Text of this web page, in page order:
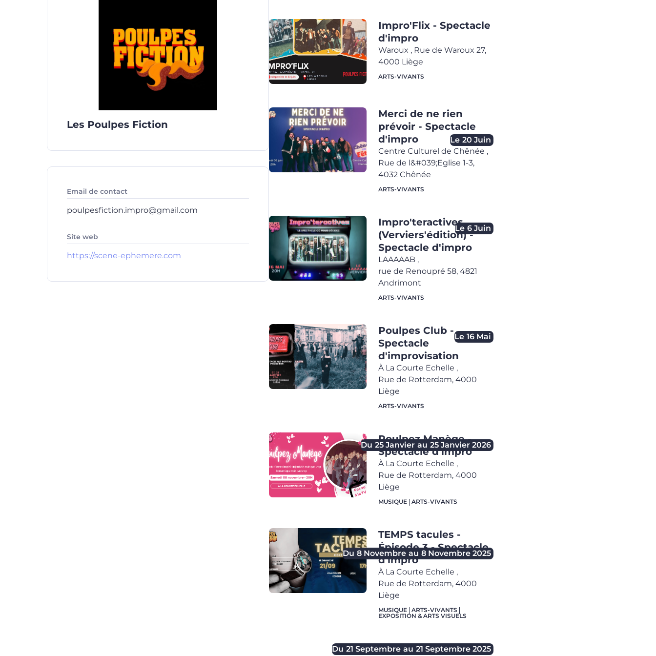
Les Poulpes Fiction
Email de contact
poulpesfiction.impro@gmail.com
Site web
https://scene-ephemere.com
Impro'Flix - Spectacle
d'impro
Le 20 Juin
Waroux , Rue de Waroux 27,
4000 Liège
ARTS-VIVANTS
Merci de ne rien
prévoir - Spectacle
d'impro
Le 6 Juin
Centre Culturel de Chênée ,
Rue de l&#039;Eglise 1-3,
4032 Chênée
ARTS-VIVANTS
Impro'teractives
(Verviers'édition) -
Spectacle d'impro
Le 16 Mai
LAAAAAB ,
rue de Renoupré 58, 4821
Andrimont
ARTS-VIVANTS
Poulpes Club -
Spectacle
d'improvisation
Du 25 Janvier au 25 Janvier 2026
À La Courte Echelle ,
Rue de Rotterdam, 4000
Liège
ARTS-VIVANTS
Poulpez Manège -
Spectacle d'impro
Du 8 Novembre au 8 Novembre 2025
À La Courte Echelle ,
Rue de Rotterdam, 4000
Liège
MUSIQUE ARTS-VIVANTS
TEMPS tacules -
Épisode 3 - Spectacle
d'impro
Du 21 Septembre au 21 Septembre 2025
À La Courte Echelle ,
Rue de Rotterdam, 4000
Liège
MUSIQUE ARTS-VIVANTS
EXPOSITION & ARTS VISUELS